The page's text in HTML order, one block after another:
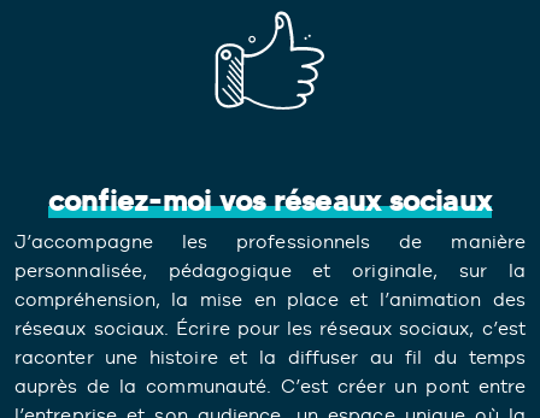
confiez-moi vos réseaux sociaux
J’accompagne les professionnels de manière
personnalisée, pédagogique et originale, sur la
compréhension, la mise en place et l’animation des
réseaux sociaux . Écrire pour les réseaux sociaux, c’est
raconter une histoire et la diffuser au fil du temps
auprès de la communauté. C’est créer un pont entre